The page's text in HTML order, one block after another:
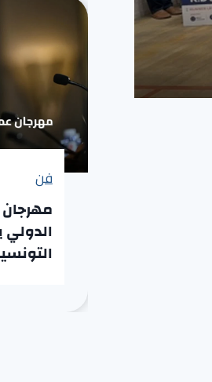
فن
الدولي